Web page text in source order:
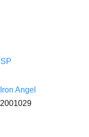
Iron Angel
2001029